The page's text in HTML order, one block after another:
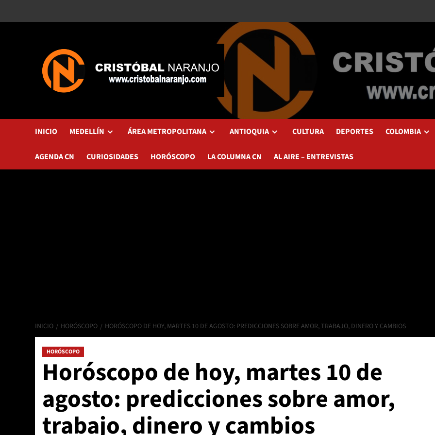
INICIO MEDELLÍN ÁREA METROPOLITANA ANTIOQUIA CULTURA DEPORTES COLOMBIA
AGENDA CN CURIOSIDADES HORÓSCOPO LA COLUMNA CN AL AIRE – ENTREVISTAS
INICIO HORÓSCOPO HORÓSCOPO DE HOY, MARTES 10 DE AGOSTO: PREDICCIONES SOBRE AMOR, TRABAJO, DINERO Y CAMBIOS
HORÓSCOPO
Horóscopo de hoy, martes 10 de
agosto: predicciones sobre amor,
trabajo, dinero y cambios